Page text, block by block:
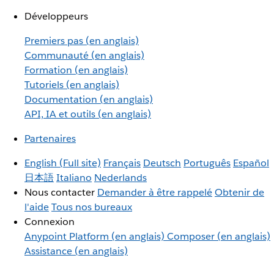
Développeurs
Premiers pas (en anglais)
Communauté (en anglais)
Formation (en anglais)
Tutoriels (en anglais)
Documentation (en anglais)
API, IA et outils (en anglais)
Partenaires
English (Full site) Français Deutsch Português Español
日本語Italiano Nederlands
Nous contacter Demander à être rappeléObtenir de
l'aideTous nos bureaux
Connexion
Anypoint Platform (en anglais) Composer (en anglais)
Assistance (en anglais)